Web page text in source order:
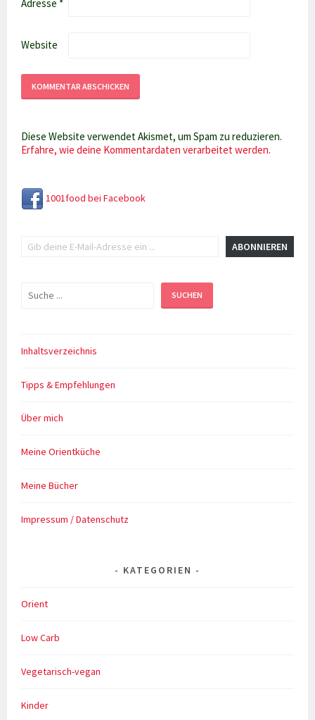
Adresse *
Website
Diese Website verwendet Akismet, um Spam zu reduzieren.
Erfahre, wie deine Kommentardaten verarbeitet werden.
1001food bei Facebook
ABONNIEREN
Suchen SUCHEN
Inhaltsverzeichnis
Tipps & Empfehlungen
Über mich
Meine Orientküche
Meine Bücher
Impressum / Datenschutz
KATEGORIEN
Orient
Low Carb
Vegetarisch-vegan
Kinder